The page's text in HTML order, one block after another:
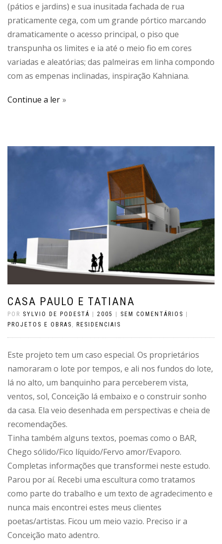
(pátios e jardins) e sua inusitada fachada de rua
praticamente cega, com um grande pórtico marcando
dramaticamente o acesso principal, o piso que
transpunha os limites e ia até o meio fio em cores
variadas e aleatórias; das palmeiras em linha compondo
com as empenas inclinadas, inspiração Kahniana.
Continue a ler
CASA PAULO E TATIANA
POR SYLVIO DE PODESTÁ | 2005 | SEM COMENTÁRIOS |
PROJETOS E OBRAS
RESIDENCIAIS
Este projeto tem um caso especial. Os proprietários
namoraram o lote por tempos, e ali nos fundos do lote,
lá no alto, um banquinho para perceberem vista,
ventos, sol, Conceição lá embaixo e o construir sonho
da casa. Ela veio desenhada em perspectivas e cheia de
recomendações.
Tinha também alguns textos, poemas como o BAR,
Chego sólido/Fico líquido/Fervo amor/Evaporo.
Completas informações que transformei neste estudo.
Parou por aí. Recebi uma escultura como tratamos
como parte do trabalho e um texto de agradecimento e
nunca mais encontrei estes meus clientes
poetas/artistas. Ficou um meio vazio. Preciso ir a
Conceição mato adentro.